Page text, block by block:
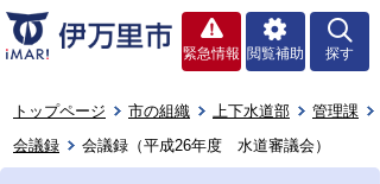
緊急情報 閲覧補助 探す
トップページ 市の組織 上下水道部
管理課
会議録
会議録（平成26年度 水道審議会）